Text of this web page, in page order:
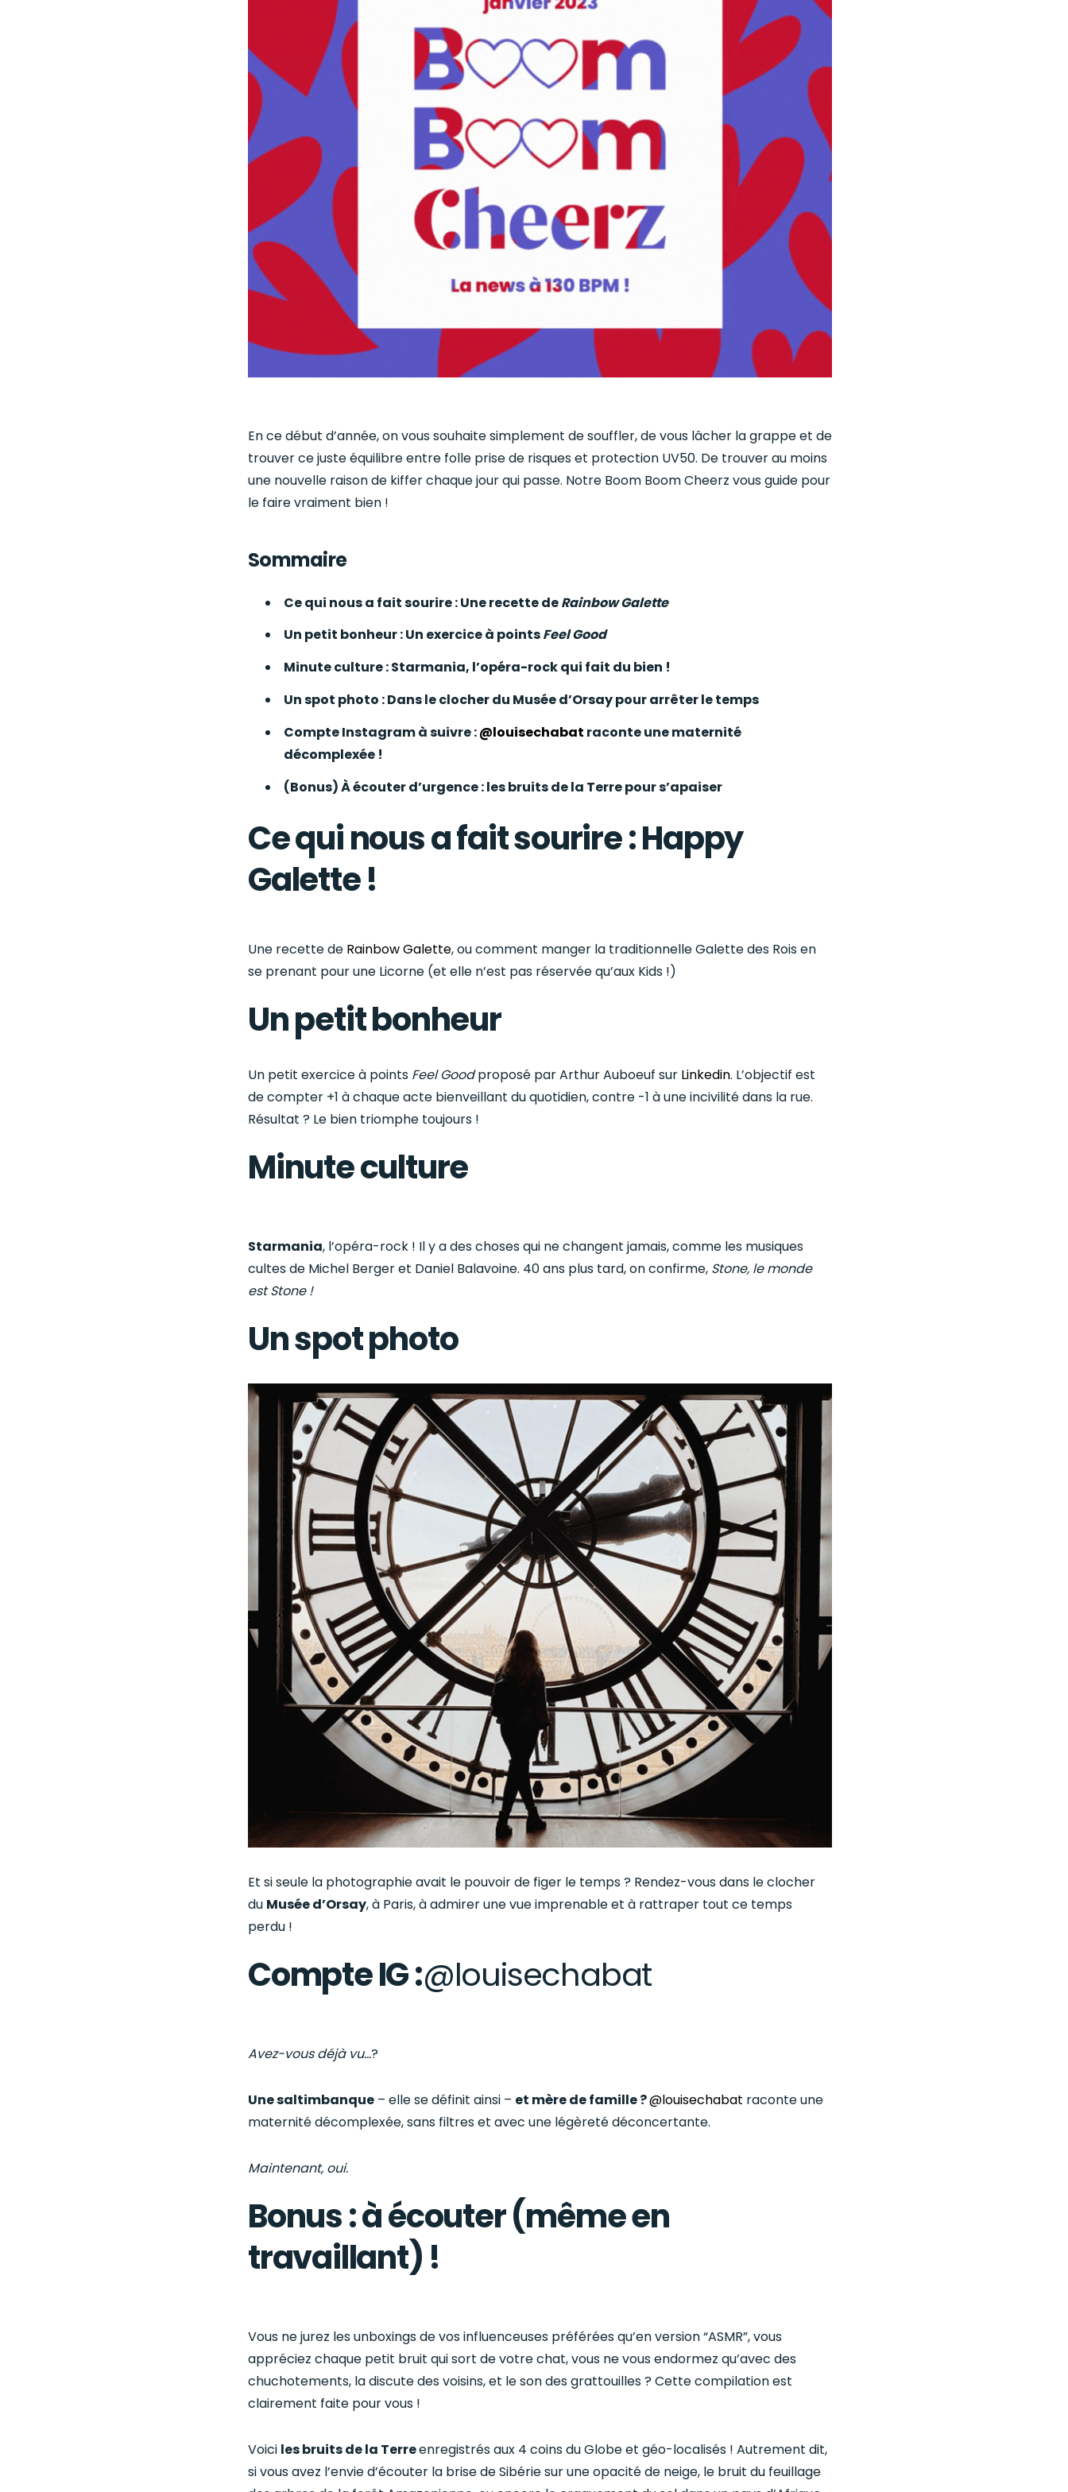
En ce début d’année, on vous souhaite simplement de souffler, de vous lâcher la grappe et de
trouver ce juste équilibre entre folle prise de risques et protection UV50. De trouver au moins
une nouvelle raison de kiffer chaque jour qui passe. Notre Boom Boom Cheerz vous guide pour
le faire vraiment bien !
Sommaire
Ce qui nous a fait sourire : Une recette deRainbow Galette
Un petit bonheur : Un exercice à pointsFeel Good
Minute culture : Starmania, l’opéra-rock qui fait du bien !
Un spot photo : Dans le clocher du Musée d’Orsay pour arrêter le temps
Compte Instagram à suivre :@louisechabat raconte une maternité
décomplexée !
(Bonus) À écouter d’urgence : les bruits de la Terre pour s’apaiser
Ce qui nous a fait sourire : Happy
Galette !
Une recette de Rainbow Galette, ou comment manger la traditionnelle Galette des Rois en
se prenant pour une Licorne (et elle n’est pas réservée qu’aux Kids !)
Un petit bonheur
Un petit exercice à points Feel Goodproposé par Arthur Auboeuf sur Linkedin. L’objectif est
de compter +1 à chaque acte bienveillant du quotidien, contre -1 à une incivilité dans la rue.
Résultat ? Le bien triomphe toujours !
Minute culture
Starmania, l’opéra-rock ! Il y a des choses qui ne changent jamais, comme les musiques
cultes de Michel Berger et Daniel Balavoine. 40 ans plus tard, on confirme, Stone, le monde
est Stone !
Un spot photo
Et si seule la photographie avait le pouvoir de figer le temps ? Rendez-vous dans le clocher
du Musée d’Orsay, à Paris, à admirer une vue imprenable et à rattraper tout ce temps
perdu !
Compte IG :@louisechabat
Avez-vous déjà vu…?
Une saltimbanque – elle se définit ainsi – et mère de famille ?@louisechabat raconte une
maternité décomplexée, sans filtres et avec une légèreté déconcertante.
Maintenant, oui.
Bonus : à écouter (même en
travaillant) !
Vous ne jurez les unboxings de vos influenceuses préférées qu’en version “ASMR”, vous
appréciez chaque petit bruit qui sort de votre chat, vous ne vous endormez qu’avec des
chuchotements, la discute des voisins, et le son des grattouilles ? Cette compilation est
clairement faite pour vous !
Voici les bruits de la Terreenregistrés aux 4 coins du Globe et géo-localisés ! Autrement dit,
si vous avez l’envie d’écouter la brise de Sibérie sur une opacité de neige, le bruit du feuillage